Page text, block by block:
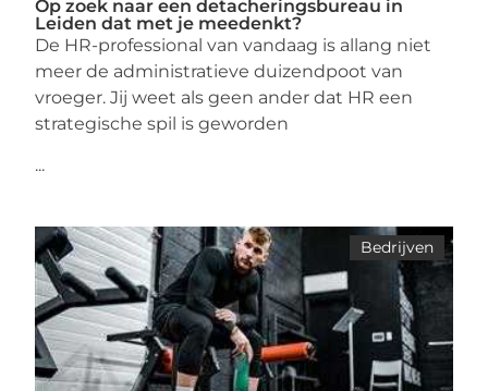
Op zoek naar een detacheringsbureau in
Leiden dat met je meedenkt?
De HR-professional van vandaag is allang niet
meer de administratieve duizendpoot van
vroeger. Jij weet als geen ander dat HR een
strategische spil is geworden
...
Bedrijven